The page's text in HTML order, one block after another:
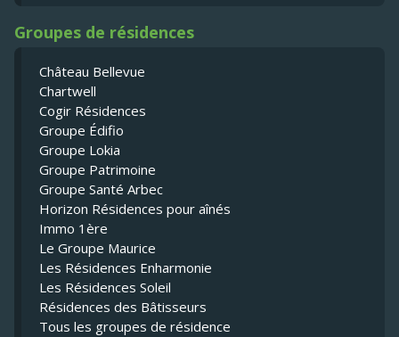
Groupes de résidences
Château Bellevue
Chartwell
Cogir Résidences
Groupe Édifio
Groupe Lokia
Groupe Patrimoine
Groupe Santé Arbec
Horizon Résidences pour aînés
Immo 1ère
Le Groupe Maurice
Les Résidences Enharmonie
Les Résidences Soleil
Résidences des Bâtisseurs
Tous les groupes de résidence